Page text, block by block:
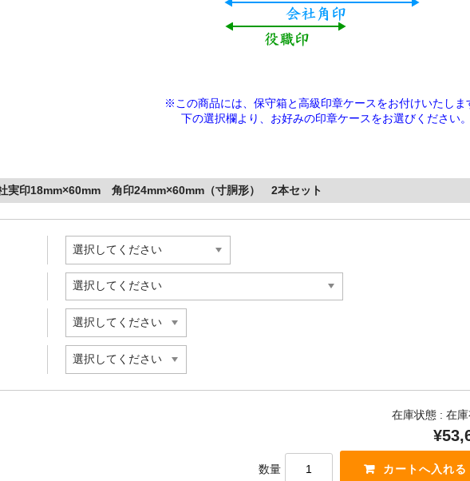
※この商品には、保守箱と高級印章ケースをお付けいたしま
下の選択欄より、 お好みの印章ケースをお選びください
実印18mm×60mm 角印24mm×60mm（寸胴形） 2本セット
在庫状態 : 在
数量